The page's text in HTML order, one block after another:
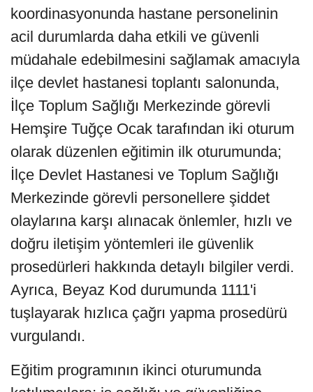
koordinasyonunda hastane personelinin
acil durumlarda daha etkili ve güvenli
müdahale edebilmesini sağlamak amacıyla
ilçe devlet hastanesi toplantı salonunda,
İlçe Toplum Sağlığı Merkezinde görevli
Hemşire Tuğçe Ocak tarafından iki oturum
olarak düzenlen eğitimin ilk oturumunda;
İlçe Devlet Hastanesi ve Toplum Sağlığı
Merkezinde görevli personellere şiddet
olaylarına karşı alınacak önlemler, hızlı ve
doğru iletişim yöntemleri ile güvenlik
prosedürleri hakkında detaylı bilgiler verdi.
Ayrıca, Beyaz Kod durumunda 1111'i
tuşlayarak hızlıca çağrı yapma prosedürü
vurgulandı.
Eğitim programının ikinci oturumunda